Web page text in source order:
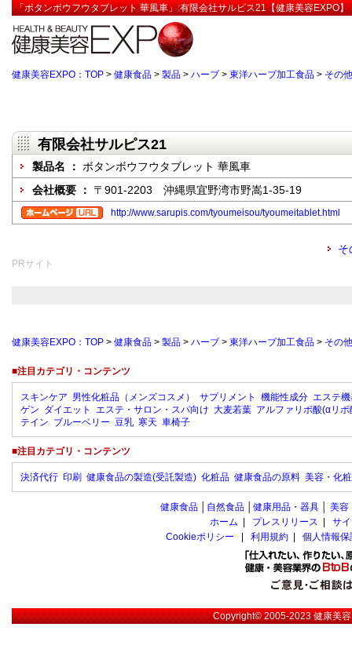
「ボタンボウフウタブレット 華風車」:有限会社サルピス21【健康美容EXPO】
健康美容EXPO：TOP > 健康食品 > 製品 > ハーブ > 東洋ハーブ加工食品 > その他
有限会社サルピス21
製品名 ： ボタンボウフウタブレット 華風車
会社概要 ： 〒901-2203 沖縄県宜野湾市野嵩1-35-19
http://www.sarupis.com/tyoumeisou/tyoumeitablet.html
そ
PRサイト
健康美容EXPO：TOP > 健康食品 > 製品 > ハーブ > 東洋ハーブ加工食品 > その他
■注目カテゴリ・コンテンツ
スキンケア 男性化粧品（メンズコスメ） サプリメント 機能性成分 エステ
ゲン ダイエット エステ・サロン・スパ向け 大麦若葉 アルファリポ酸(αリポ
テイン ブルーベリー 豆乳 寒天 車椅子
■注目カテゴリ・コンテンツ
決済代行 印刷 健康食品の製造(受託製造) 化粧品 健康食品の原料 美容・化
健康食品 自然食品 健康用品・器具 美容
ホーム
プレスリリース
サ
Cookieポリシー
利用規約 個人情報
Copyright© 2005-2023健康美